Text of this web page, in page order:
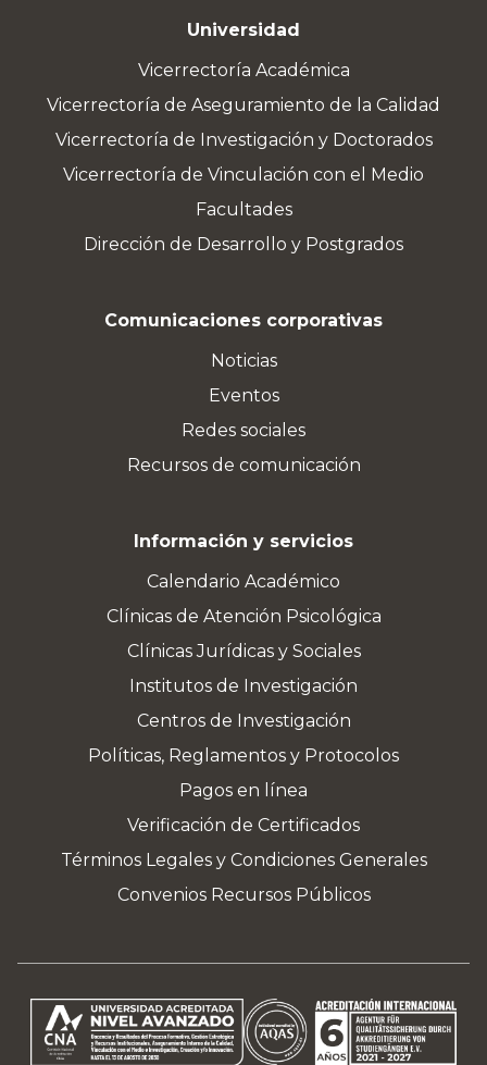
Universidad
Vicerrectoría Académica
Vicerrectoría de Aseguramiento de la Calidad
Vicerrectoría de Investigación y Doctorados
Vicerrectoría de Vinculación con el Medio
Facultades
Dirección de Desarrollo y Postgrados
Comunicaciones corporativas
Noticias
Eventos
Redes sociales
Recursos de comunicación
Información y servicios
Calendario Académico
Clínicas de Atención Psicológica
Clínicas Jurídicas y Sociales
Institutos de Investigación
Centros de Investigación
Políticas, Reglamentos y Protocolos
Pagos en línea
Verificación de Certificados
Términos Legales y Condiciones Generales
Convenios Recursos Públicos